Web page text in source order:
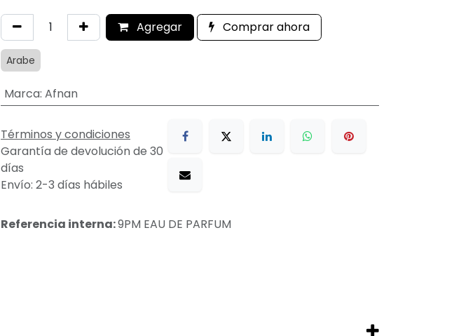
Agregar Comprar ahora
Arabe
Marca: Afnan
Términos y condiciones
Garantía de devolución de 30
días
Envío: 2-3 días hábiles
Referencia interna:9PM EAU DE PARFUM